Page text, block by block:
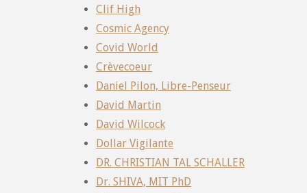
Clif High
Cosmic Agency
Covid World
Crèvecoeur
Daniel Pilon, Libre-Penseur
David Martin
David Wilcock
Dollar Vigilante
DR. CHRISTIAN TAL SCHALLER
Dr. SHIVA, MIT PhD